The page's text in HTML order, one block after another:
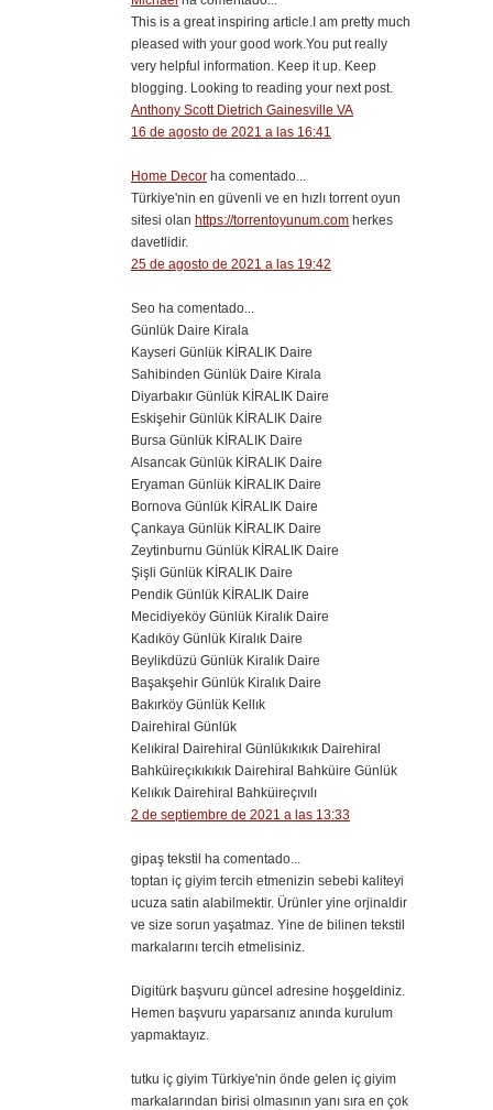
This is a great inspiring article.I am pretty much
pleased with your good work.You put really
very helpful information. Keep it up. Keep
blogging. Looking to reading your next post.
Anthony Scott Dietrich Gainesville VA
16 de agosto de 2021 a las 16:41
Home Decor ha comentado...
Türkiye'nin en güvenli ve en hızlı torrent oyun
sitesi olan https://torrentoyunum.com herkes
davetlidir.
25 de agosto de 2021 a las 19:42
Seo ha comentado...
Günlük Daire Kirala
Kayseri Günlük KİRALIK Daire
Sahibinden Günlük Daire Kirala
Diyarbakır Günlük KİRALIK Daire
Eskişehir Günlük KİRALIK Daire
Bursa Günlük KİRALIK Daire
Alsancak Günlük KİRALIK Daire
Eryaman Günlük KİRALIK Daire
Bornova Günlük KİRALIK Daire
Çankaya Günlük KİRALIK Daire
Zeytinburnu Günlük KİRALIK Daire
Şişli Günlük KİRALIK Daire
Pendik Günlük KİRALIK Daire
Mecidiyeköy Günlük Kiralık Daire
Kadıköy Günlük Kiralık Daire
Beylikdüzü Günlük Kiralık Daire
Başakşehir Günlük Kiralık Daire
Bakırköy Günlük Kellık
Dairehiral Günlük
Kelıkiral Dairehiral Günlükıkıkık Dairehiral
Bahküireçıkıkıkık Dairehiral Bahküire Günlük
Kelıkık Dairehiral Bahküireçıvılı
2 de septiembre de 2021 a las 13:33
gipaş tekstil ha comentado...
toptan iç giyim tercih etmenizin sebebi kaliteyi
ucuza satin alabilmektir. Ürünler yine orjinaldir
ve size sorun yaşatmaz. Yine de bilinen tekstil
markalarını tercih etmelisiniz.
Digitürk başvuru güncel adresine hoşgeldiniz.
Hemen başvuru yaparsanız anında kurulum
yapmaktayız.
tutku iç giyim Türkiye'nin önde gelen iç giyim
markalarından birisi olmasının yanı sıra en çok